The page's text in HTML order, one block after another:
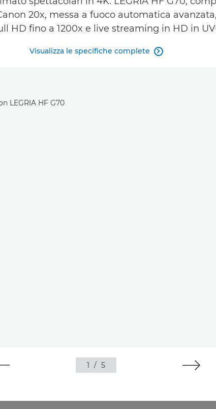
20x, messa a fuoco automatica
HD fino a 1200x e live streaming in HD in
Visualizza le specifiche complete 
1 / 5